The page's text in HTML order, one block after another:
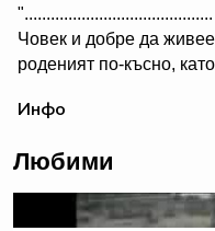
"...........................................
Човек и добре да
роденият по-късно, като
направил. А името на
...........
Ceca - Juto Pile
Инфо
Любими